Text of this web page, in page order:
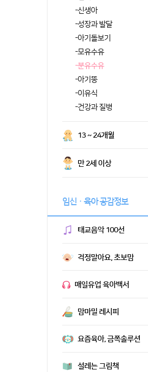
-신생아
-성장과 발달
-아기돌보기
-모유수유
-분유수유
-아기똥
-이유식
-건강과 질병
13 ~ 24개월
만 2세 이상
임신ㆍ육아 공감정보
태교음악 100선
걱정말아요, 초보맘
매일유업 육아백서
맘마밀 레시피
요즘육아, 금쪽솔루션
설레는 그림책